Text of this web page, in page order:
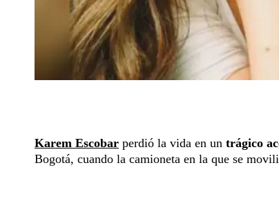
Karem Escobar perdió la vida en un trágico
Bogotá, cuando la camioneta en la que se